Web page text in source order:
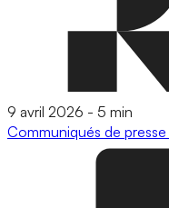
9 avril 2026 - 5 min
Communiqués de presse